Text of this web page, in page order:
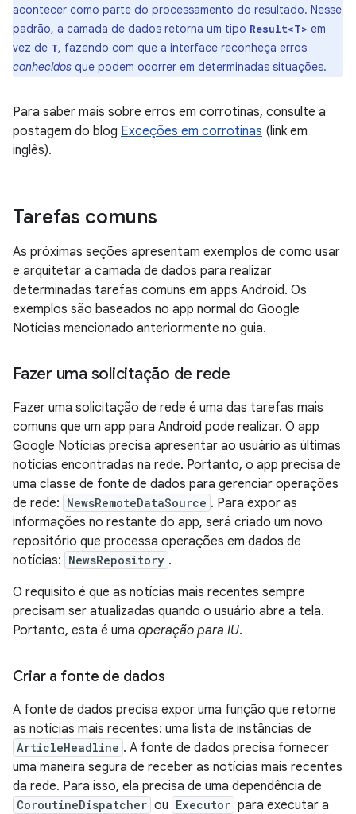
acontecer como parte do processamento do resultado. Nesse
padrão, a camada de dados retorna um tipo Result<T> em
vez de T, fazendo com que a interface reconheça erros
conhecidos que podem ocorrer em determinadas situações.
Para saber mais sobre erros em corrotinas, consulte a
postagem do blog Exceções em corrotinas (link em
inglês).
Tarefas comuns
As próximas seções apresentam exemplos de como usar
e arquitetar a camada de dados para realizar
determinadas tarefas comuns em apps Android. Os
exemplos são baseados no app normal do Google
Notícias mencionado anteriormente no guia.
Fazer uma solicitação de rede
Fazer uma solicitação de rede é uma das tarefas mais
comuns que um app para Android pode realizar. O app
Google Notícias precisa apresentar ao usuário as últimas
notícias encontradas na rede. Portanto, o app precisa de
uma classe de fonte de dados para gerenciar operações
de rede: NewsRemoteDataSource . Para expor as
informações no restante do app, será criado um novo
repositório que processa operações em dados de
notícias: NewsRepository .
O requisito é que as notícias mais recentes sempre
precisam ser atualizadas quando o usuário abre a tela.
Portanto, esta é uma operação para IU.
Criar a fonte de dados
A fonte de dados precisa expor uma função que retorne
as notícias mais recentes: uma lista de instâncias de
ArticleHeadline . A fonte de dados precisa fornecer
uma maneira segura de receber as notícias mais recentes
da rede. Para isso, ela precisa de uma dependência de
CoroutineDispatcher ou Executor para executar a